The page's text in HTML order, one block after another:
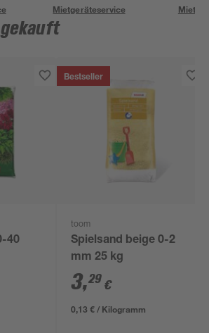
Mietgeräteservice
40
Bestseller
toom
Spielsand beige 0-2
mm 25 kg
3,29 €
0,13 € / Kilogramm